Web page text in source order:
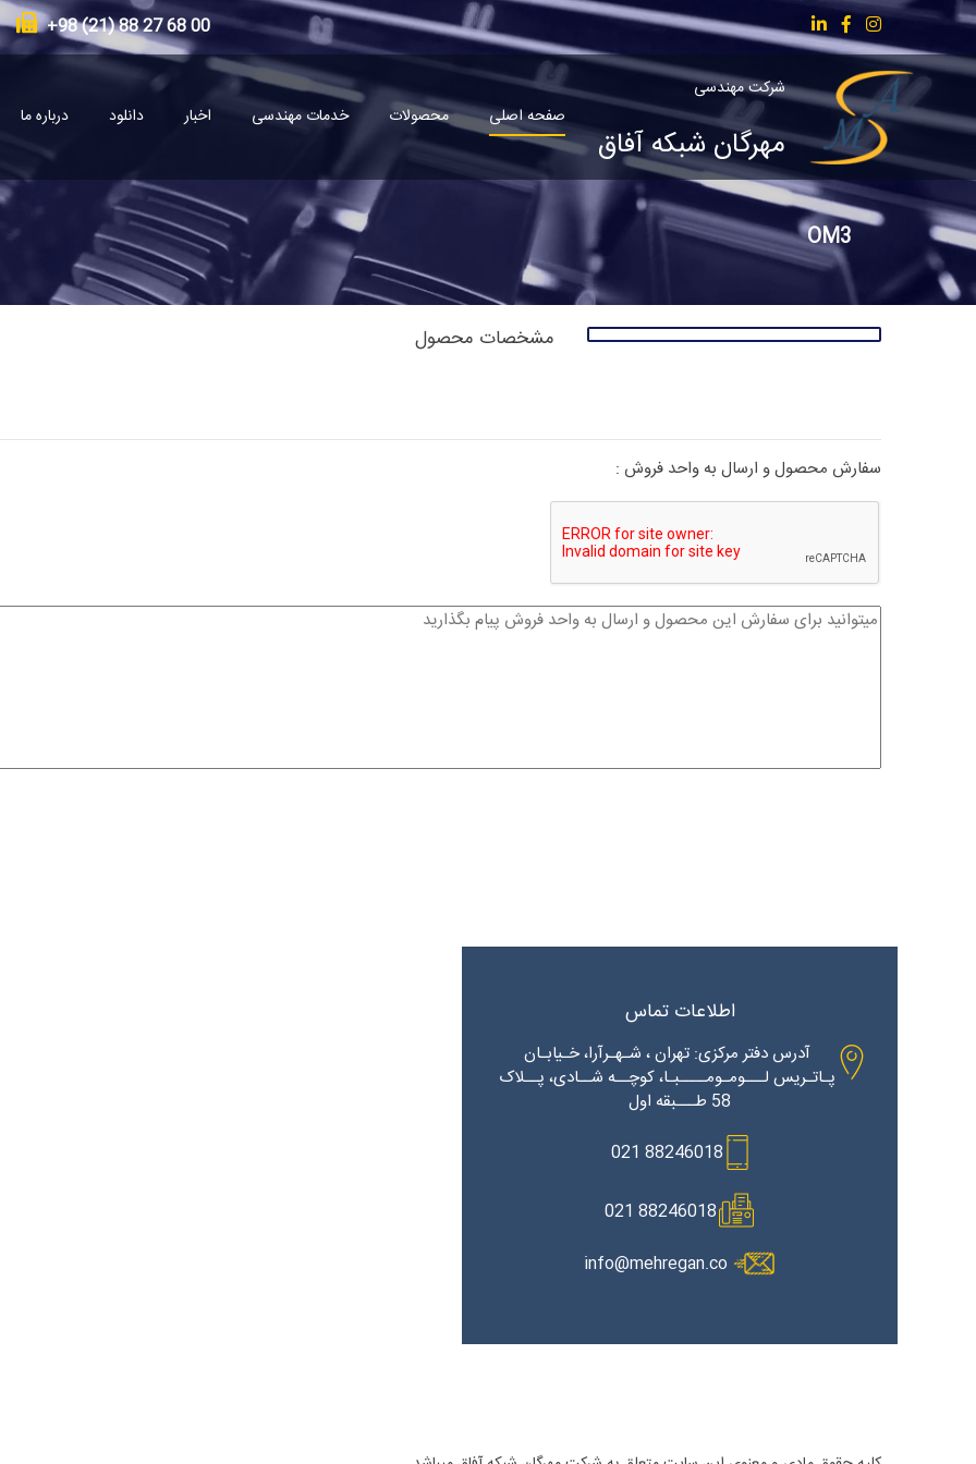
00 68 27 88 (21) 98+
شرکت مهندسی
مهرگان شبکه آفاق
صفحه اصلی محصولات خدمات مهندسی اخبار دانلود درباره ما
OM3
مشخصات محصول
سفارش محصول و ارسال به واحد فروش :
اطلاعات تماس
آدرس دفتر مرکزی: تهران ، شـهـرآرا، خـیابـان
پـاتـریس لـــومـومــــبـا، کوچــه شــادی، پــلاک
58 طـــبقه اول
88246018 021
88246018 021